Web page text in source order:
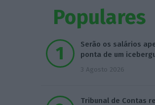
Populares
Serão os salários
ponta de um
3 Agosto 2026
Tribunal de Contas